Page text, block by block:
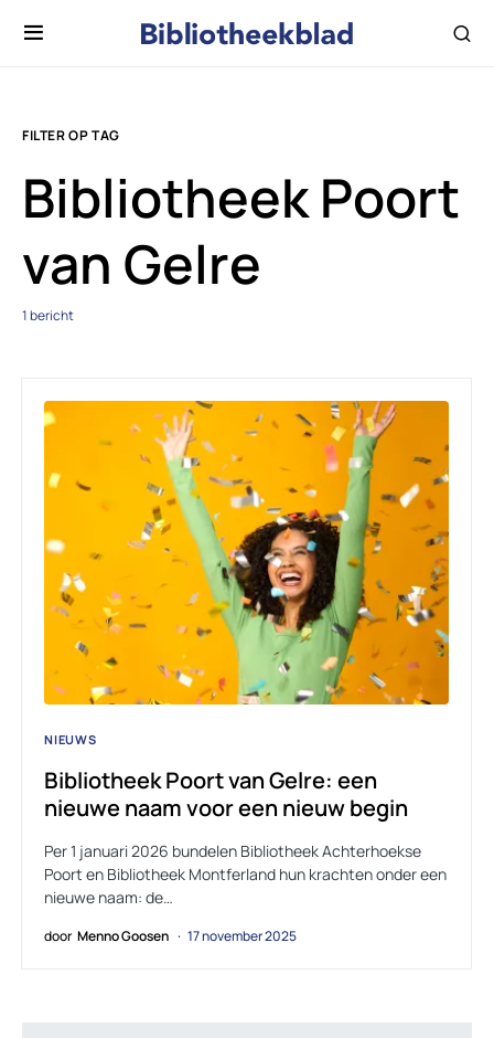
FILTER OP TAG
Bibliotheek Poort
van Gelre
1 bericht
NIEUWS
Bibliotheek Poort van Gelre: een
nieuwe naam voor een nieuw begin
Per 1 januari 2026 bundelen Bibliotheek Achterhoekse
Poort en Bibliotheek Montferland hun krachten onder een
nieuwe naam: de…
door Menno Goosen 17 november 2025